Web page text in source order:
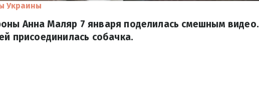
Украины
Анна Маляр 7 января поделилась смешным видео.
присоединилась собачка.